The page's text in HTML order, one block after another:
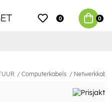
0 0
Computerkabels